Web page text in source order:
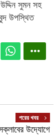
সুমন সহ
উপস্থিত
পরের খবর